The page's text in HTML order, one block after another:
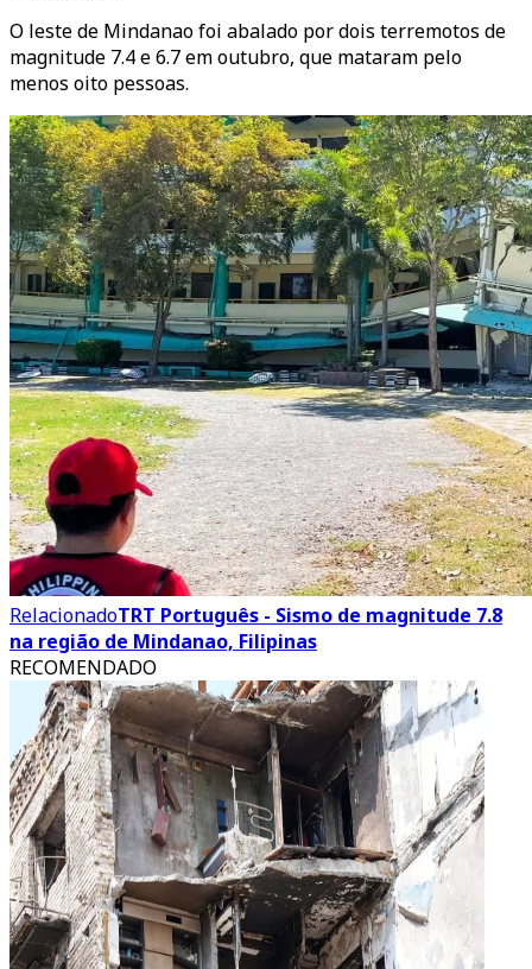
O leste de Mindanao foi abalado por dois terremotos de
magnitude 7.4 e 6.7 em outubro, que mataram pelo
menos oito pessoas.
RelacionadoTRT Português - Sismo de magnitude 7.8
na região de Mindanao, Filipinas
RECOMENDADO